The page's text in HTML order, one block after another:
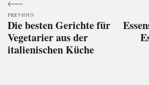
Beitragsnavigation
Die besten Gerichte für
Vegetarier aus der
italienischen Küche